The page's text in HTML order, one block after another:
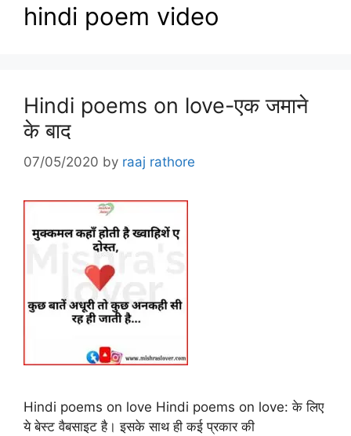
hindi poem video
Hindi poems on love-एक जमाने
के बाद
07/05/2020 by raaj rathore
Hindi poems on love Hindi poems on love: के लिए
ये बेस्ट वैबसाइट है। इसके साथ ही कई प्रकार की